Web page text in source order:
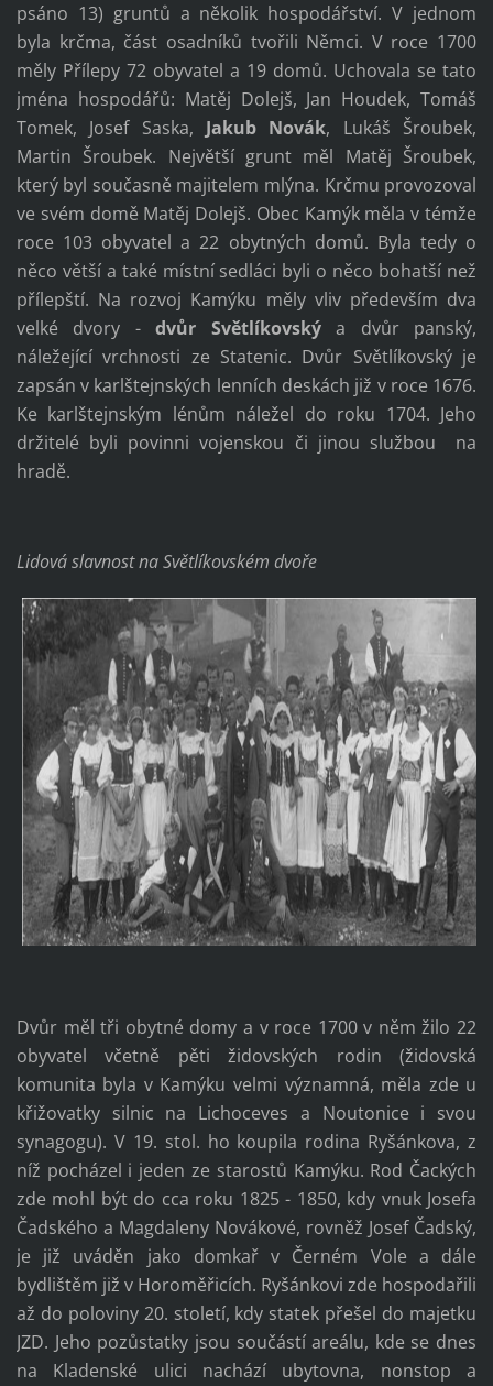
psáno 13) gruntů a několik hospodářství. V jednom
byla krčma, část osadníků tvořili Němci. V roce 1700
měly Přílepy 72 obyvatel a 19 domů. Uchovala se tato
jména hospodářů: Matěj Dolejš, Jan Houdek, Tomáš
Tomek, Josef Saska, Jakub Novák, Lukáš Šroubek,
Martin Šroubek. Největší grunt měl Matěj Šroubek,
který byl současně majitelem mlýna. Krčmu provozoval
ve svém domě Matěj Dolejš. Obec Kamýk měla v témže
roce 103 obyvatel a 22 obytných domů. Byla tedy o
něco větší a také místní sedláci byli o něco bohatší než
přílepští. Na rozvoj Kamýku měly vliv především dva
velké dvory -dvůr Světlíkovskýa dvůr panský,
náležející vrchnosti ze Statenic. Dvůr Světlíkovský je
zapsán v karlštejnských lenních deskách již v roce 1676.
Ke karlštejnským lénům náležel do roku 1704. Jeho
držitelé byli povinni vojenskou či jinou službou na
hradě.
Lidová slavnost na Světlíkovském dvoře
Dvůr měl tři obytné domy a v roce 1700 v něm žilo 22
obyvatel včetně pěti židovských rodin (židovská
komunita byla v Kamýku velmi významná, měla zde u
křižovatky silnic na Lichoceves a Noutonice i svou
synagogu). V 19. stol. ho koupila rodina Ryšánkova, z
níž pocházel i jeden ze starostů Kamýku. Rod Čackých
zde mohl být do cca roku 1825 - 1850, kdy vnuk Josefa
Čadského a Magdaleny Novákové, rovněž Josef Čadský,
je již uváděn jako domkař v Černém Vole a dále
bydlištěm již v Horoměřicích. Ryšánkovi zde hospodařili
až do poloviny 20. století, kdy statek přešel do majetku
JZD. Jeho pozůstatky jsou součástí areálu, kde se dnes
na Kladenské ulici nachází ubytovna, nonstop a